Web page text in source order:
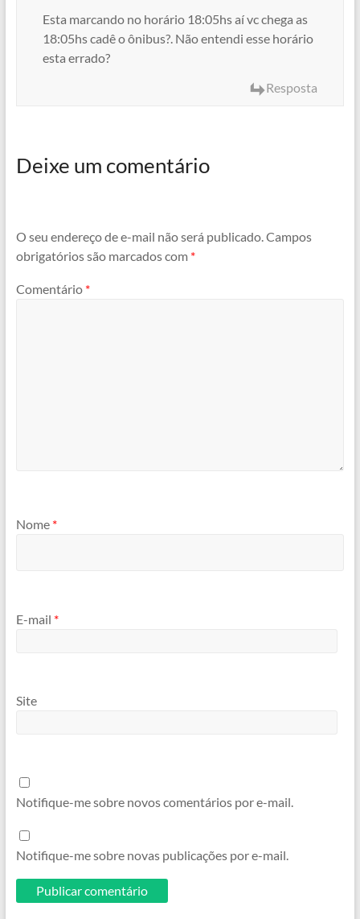
Esta marcando no horário 18:05hs aí vc chega as
18:05hs cadê o ônibus?. Não entendi esse horário
esta errado?
Resposta
Deixe um comentário
O seu endereço de e-mail não será publicado. Campos
obrigatórios são marcados com *
Comentário *
Nome *
E-mail *
Site
Notifique-me sobre novos comentários por e-mail.
Notifique-me sobre novas publicações por e-mail.